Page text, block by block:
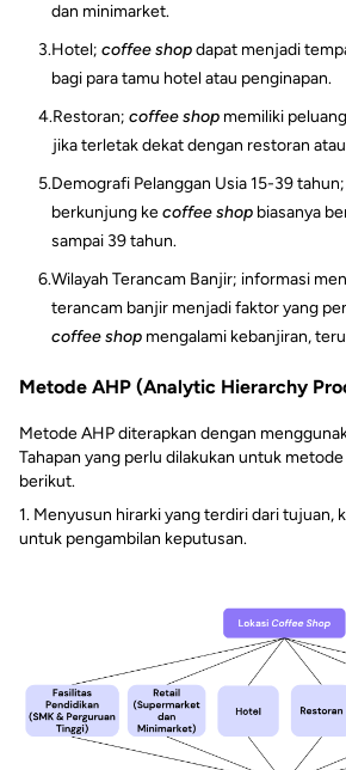
dan minimarket.
3.Hotel; coffee shopdapat menjadi
bagi para tamu hotel atau penginapan.
4.Restoran; coffee shop memiliki
jika terletak dekat dengan restoran
5.Demografi Pelanggan Usia 15-39
berkunjung kecoffee shop biasanya
sampai 39 tahun.
6.Wilayah Terancam Banjir; informasi
terancam banjir menjadi faktor yang
coffee shop mengalami kebanjiran,
Metode AHP (Analytic Hierarchy
Metode AHP diterapkan dengan
Tahapan yang perlu dilakukan untuk
berikut.
1. Menyusun hirarki yang terdiri dari tujuan,
untuk pengambilan keputusan.